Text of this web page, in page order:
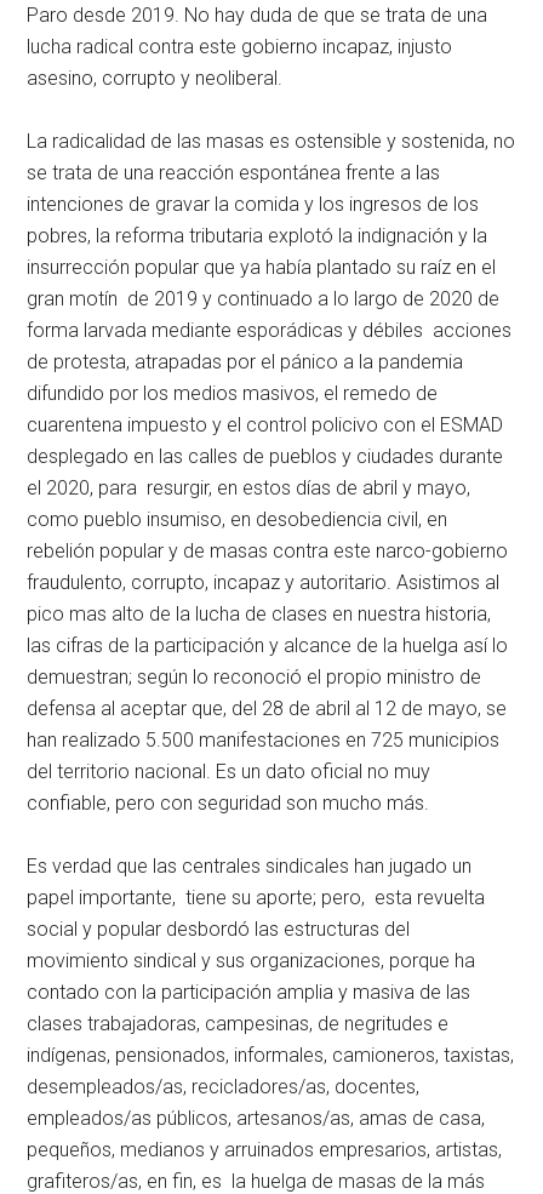
Paro desde 2019. No hay duda de que se trata de una
lucha radical contra este gobierno incapaz, injusto
asesino, corrupto y neoliberal.
La radicalidad de las masas es ostensible y sostenida, no
se trata de una reacción espontánea frente a las
intenciones de gravar la comida y los ingresos de los
pobres, la reforma tributaria explotó la indignación y la
insurrección popular que ya había plantado su raíz en el
gran motín de 2019 y continuado a lo largo de 2020 de
forma larvada mediante esporádicas y débiles acciones
de protesta, atrapadas por el pánico a la pandemia
difundido por los medios masivos, el remedo de
cuarentena impuesto y el control policivo con el ESMAD
desplegado en las calles de pueblos y ciudades durante
el 2020, para resurgir, en estos días de abril y mayo,
como pueblo insumiso, en desobediencia civil, en
rebelión popular y de masas contra este narco-gobierno
fraudulento, corrupto, incapaz y autoritario. Asistimos al
pico mas alto de la lucha de clases en nuestra historia,
las cifras de la participación y alcance de la huelga así lo
demuestran; según lo reconoció el propio ministro de
defensa al aceptar que, del 28 de abril al 12 de mayo, se
han realizado 5.500 manifestaciones en 725 municipios
del territorio nacional. Es un dato oficial no muy
confiable, pero con seguridad son mucho más.
Es verdad que las centrales sindicales han jugado un
papel importante, tiene su aporte; pero, esta revuelta
social y popular desbordó las estructuras del
movimiento sindical y sus organizaciones, porque ha
contado con la participación amplia y masiva de las
clases trabajadoras, campesinas, de negritudes e
indígenas, pensionados, informales, camioneros, taxistas,
desempleados/as, recicladores/as, docentes,
empleados/as públicos, artesanos/as, amas de casa,
pequeños, medianos y arruinados empresarios, artistas,
grafiteros/as, en fin, es la huelga de masas de la más